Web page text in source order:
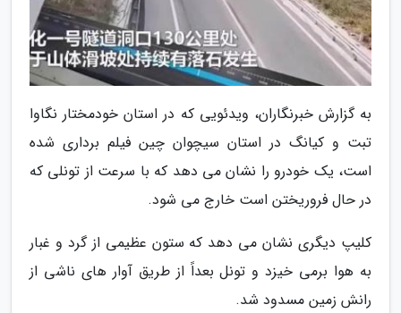
به گزارش خبرنگاران، ویدئویی که در استان خودمختار نگاوا
تبت و کیانگ در استان سیچوان چین فیلم برداری شده
است، یک خودرو را نشان می دهد که با سرعت از تونلی که
در حال فروریختن است خارج می شود.
کلیپ دیگری نشان می دهد که ستون عظیمی از گرد و غبار
به هوا برمی خیزد و تونل بعداً از طریق آوار های ناشی از
رانش زمین مسدود شد.